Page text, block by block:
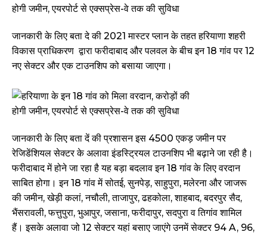
जानकारी के लिए बता दे की 2021 मास्टर प्लान के तहत हरियाणा शहरी
विकास प्राधिकरण द्वारा फरीदाबाद और पलवल के बीच इन 18 गांव पर 12
नए सेक्टर और एक टाउनशिप को बसाया जाएगा।
जानकारी के लिए बता दें की प्रशासन इस 4500 एकड़ जमीन पर
रेजिडेंशियल सेक्टर के अलावा इंडस्ट्रियल टाउनशिप भी बढ़ाने जा रही है।
फरीदाबाद में होने जा रहा है यह बड़ा बदलाव इन 18 गांव के लिए वरदान
साबित होगा। इन 18 गांव में सोतई, सुनपेड़, साहुपुरा, मलेरना और जाजरू
की जमीन, खेड़ी कलां, नचौली, ताजापुर, ढहकोला, शाहबाद, बदरपुर सैद,
भैंसरावली, फत्तुपुरा, भुआपुर, जसाना, फरीदापुर, सदपुरा व तिगांव शामिल
हैं। इसके अलावा जो 12 सेक्टर यहां बसाए जाएंगे उनमें सेक्टर 94 A, 96,